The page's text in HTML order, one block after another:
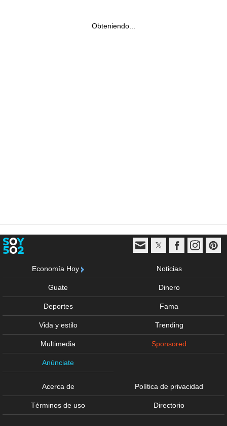
Obteniendo...
Economía Hoy Noticias
Guate Dinero
Deportes Fama
Vida y estilo Trending
Multimedia Sponsored
Anúnciate
Acerca de Política de privacidad
Términos de uso Directorio